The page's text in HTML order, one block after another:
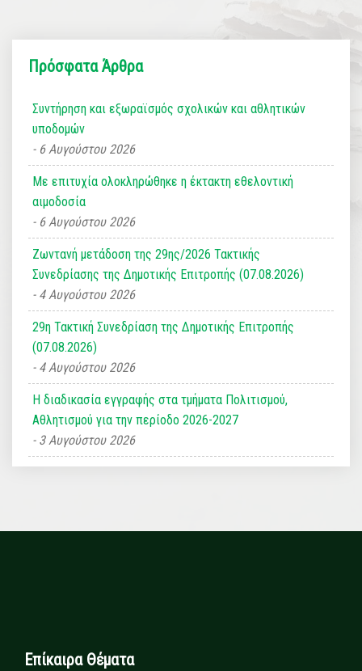
Πρόσφατα Άρθρα
Συντήρηση και εξωραϊσμός σχολικών και αθλητικών
υποδομών
6 Αυγούστου 2026
Με επιτυχία ολοκληρώθηκε η έκτακτη εθελοντική
αιμοδοσία
6 Αυγούστου 2026
Ζωντανή μετάδοση της 29ης/2026 Τακτικής
Συνεδρίασης της Δημοτικής Επιτροπής (07.08.2026)
4 Αυγούστου 2026
29η Τακτική Συνεδρίαση της Δημοτικής Επιτροπής
(07.08.2026)
4 Αυγούστου 2026
Η διαδικασία εγγραφής στα τμήματα Πολιτισμού,
Αθλητισμού για την περίοδο 2026-2027
3 Αυγούστου 2026
Επίκαιρα Θέματα